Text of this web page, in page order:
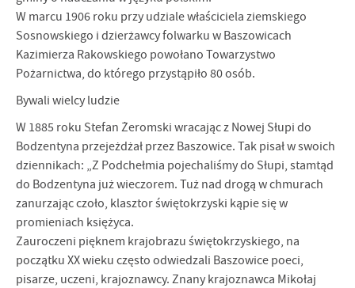
W marcu 1906 roku przy udziale właściciela ziemskiego
Sosnowskiego i dzierżawcy folwarku w Baszowicach
Kazimierza Rakowskiego powołano To­warzystwo
Pożarnictwa, do którego przystąpiło 80 osób.
Bywali wielcy ludzie
W 1885 roku Stefan Żeromski wracając z Nowej Słupi do
Bodzentyna prze­jeżdżał przez Baszowice. Tak pisał w swoich
dziennikach: „Z Podchełmia pojecha­liśmy do Słupi, stamtąd
do Bodzentyna już wieczorem. Tuż nad drogą w chmurach
zanurzając czoło, klasztor świętokrzyski kąpie się w
promieniach księżyca.
Zauroczeni pięknem krajobrazu świętokrzyskiego, na
początku XX wieku często odwiedzali Baszowice poeci,
pisarze, uczeni, krajoznawcy. Znany krajo­znawca Mikołaj